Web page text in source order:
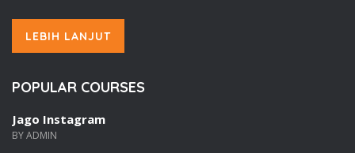
LEBIH LANJUT
POPULAR COURSES
Jago Instagram
BY ADMIN